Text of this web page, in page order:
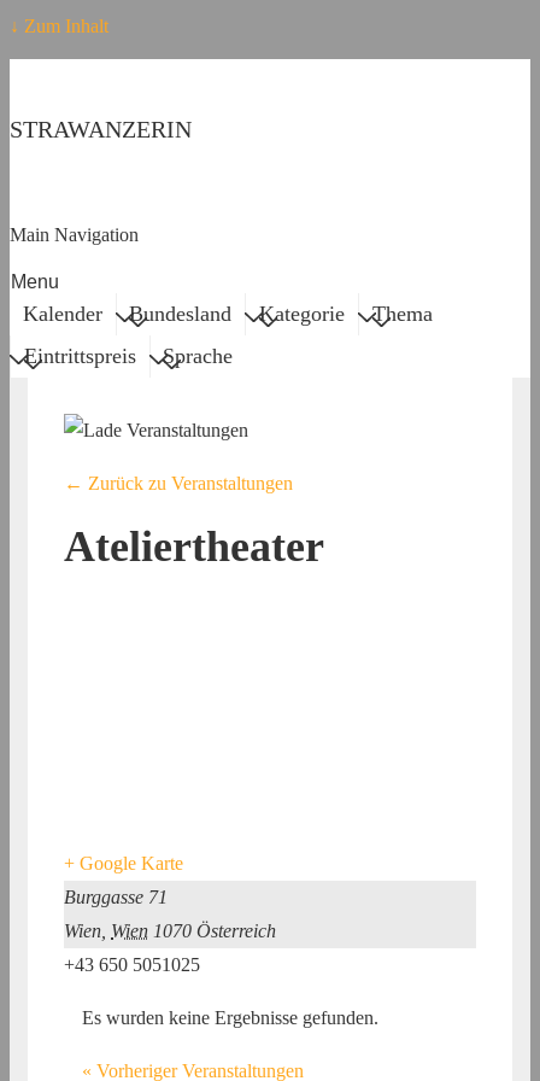
↓ Zum Inhalt
STRAWANZERIN
Main Navigation
Menu
Kalender Bundesland Kategorie
Thema
Eintrittspreis
Sprache
← Zurück zu Veranstaltungen
Ateliertheater
+ Google Karte
Burggasse 71
Wien Wien 1070 Österreich
+43 650 5051025
Es wurden keine Ergebnisse gefunden.
« Vorheriger Veranstaltungen